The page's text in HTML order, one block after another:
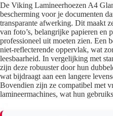
De Viking Lamineerhoezen A4
bescherming voor je documenten
transparante afwerking. Dit maakt
van foto’s, belangrijke papieren en
professioneel uit moeten zien. Een
niet-reflecterende oppervlak, wat
leesbaarheid. In vergelijking met
zijn deze robuuster door hun
wat bijdraagt aan een langere
Bovendien zijn ze compatibel met
lamineermachines, wat hun